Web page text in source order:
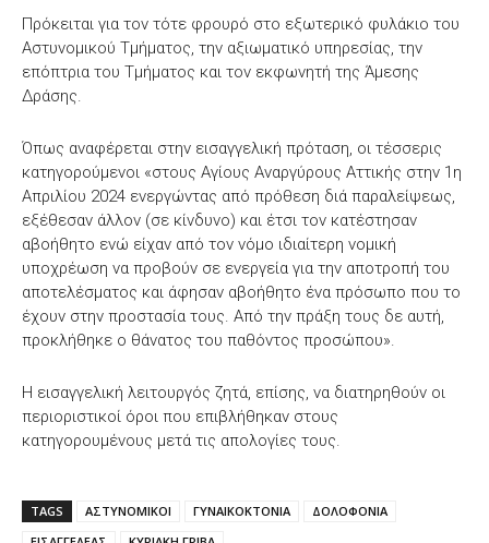
Πρόκειται για τον τότε φρουρό στο εξωτερικό φυλάκιο του
Αστυνομικού Τμήματος, την αξιωματικό υπηρεσίας, την
επόπτρια του Τμήματος και τον εκφωνητή της Άμεσης
Δράσης.
Όπως αναφέρεται στην εισαγγελική πρόταση, οι τέσσερις
κατηγορούμενοι «στους Αγίους Αναργύρους Αττικής στην 1η
Απριλίου 2024 ενεργώντας από πρόθεση διά παραλείψεως,
εξέθεσαν άλλον (σε κίνδυνο) και έτσι τον κατέστησαν
αβοήθητο ενώ είχαν από τον νόμο ιδιαίτερη νομική
υποχρέωση να προβούν σε ενεργεία για την αποτροπή του
αποτελέσματος και άφησαν αβοήθητο ένα πρόσωπο που το
έχουν στην προστασία τους. Από την πράξη τους δε αυτή,
προκλήθηκε ο θάνατος του παθόντος προσώπου».
Η εισαγγελική λειτουργός ζητά, επίσης, να διατηρηθούν οι
περιοριστικοί όροι που επιβλήθηκαν στους
κατηγορουμένους μετά τις απολογίες τους.
TAGS ΑΣΤΥΝΟΜΙΚΟΙ ΓΥΝΑΙΚΟΚΤΟΝΙΑ
ΔΟΛΟΦΟΝΙΑ